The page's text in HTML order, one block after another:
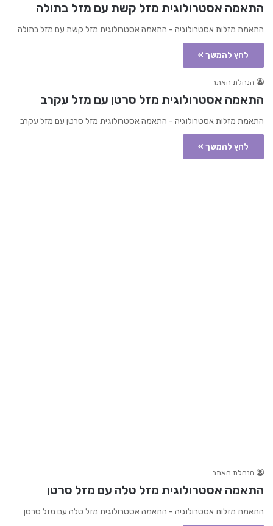
התאמה אסטרולוגית מזל קשת עם מזל בתולה
התאמת מזלות אסטרולוגיה - התאמה אסטרולוגית מזל קשת עם מזל בתולה
לחץ להמשך »
הנהלת האתר
התאמה אסטרולוגית מזל סרטן עם מזל עקרב
התאמת מזלות אסטרולוגיה - התאמה אסטרולוגית מזל סרטן עם מזל עקרב
לחץ להמשך »
הנהלת האתר
התאמה אסטרולוגית מזל טלה עם מזל סרטן
התאמת מזלות אסטרולוגיה - התאמה אסטרולוגית מזל טלה עם מזל סרטן